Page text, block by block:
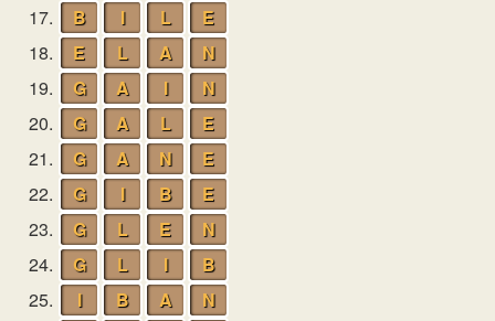
17.
B I L
E
18.
E L A
N
19.
G A I
N
20.
G A L
E
21.
G A N
E
22.
G I B
E
23.
G L E
N
24.
G L I
B
25.
I B A
N